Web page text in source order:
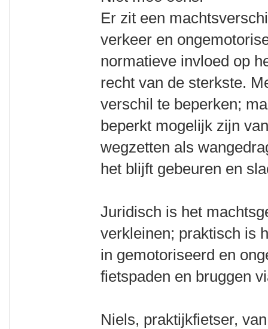
Er zit een
verkeer en
normatieve invloed op
recht van de sterkste.
verschil te beperken;
beperkt mogelijk zijn
wegzetten als
het blijft gebeuren en
Juridisch is het
verkleinen; praktisch is
in gemotoriseerd en
fietspaden en bruggen
Niels, praktijkfietser,